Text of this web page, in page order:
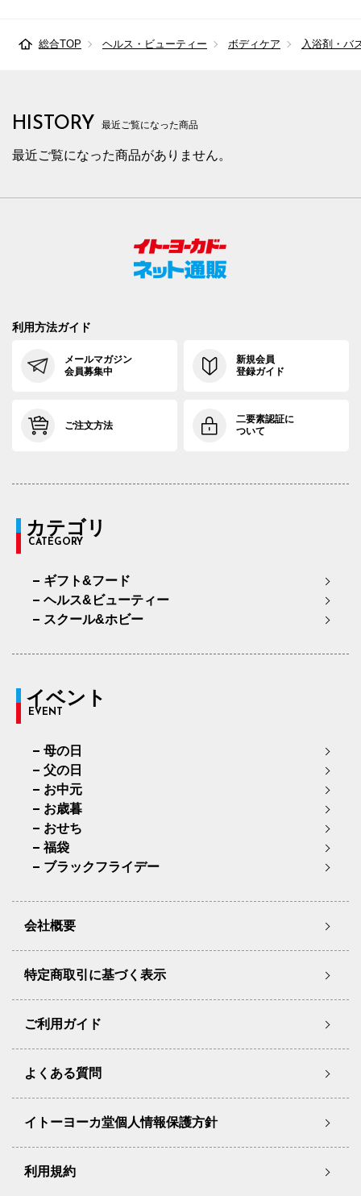
総合TOP ヘルス・ビューティー ボディケア 入浴剤・バ
HISTORY 最近ご覧になった商品
最近ご覧になった商品がありません。
利用方法ガイド
メールマガジン
会員募集中
新規会員
登録ガイド
ご注文方法
二要素認証に
ついて
カテゴリ
CATEGORY
ギフト&フード
ヘルス&ビューティー
スクール&ホビー
イベント
EVENT
母の日
父の日
お中元
お歳暮
おせち
福袋
ブラックフライデー
会社概要
特定商取引に基づく表示
ご利用ガイド
よくある質問
イトーヨーカ堂個人情報保護方針
利用規約